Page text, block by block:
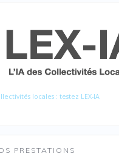
locales : testez LEX-IA
PRESTATIONS